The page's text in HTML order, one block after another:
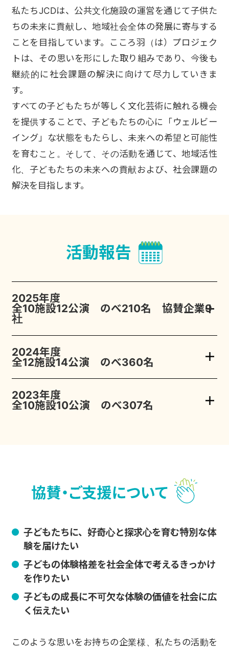
私たちJCDは、公共文化施設の運営を通じて子供た
ちの未来に貢献し、地域社会全体の発展に寄与する
ことを目指しています。こころ羽（は）プロジェク
トは、その思いを形にした取り組みであり、今後も
継続的に社会課題の解決に向けて尽力していきま
す。
すべての子どもたちが等しく文化芸術に触れる機会
を提供することで、子どもたちの心に「ウェルビー
イング」な状態をもたらし、未来への希望と可能性
を育むこと。そして、その活動を通じて、地域活性
化、子どもたちの未来への貢献および、社会課題の
解決を目指します。
2025年度
全10施設12公演 のべ210名 協賛企業9
社
2024年度
全12施設14公演 のべ360名
2023年度
全10施設10公演 のべ307名
子どもたちに、好奇心と探求心を育む特別な体
験を届けたい
子どもの体験格差を社会全体で考えるきっかけ
を作りたい
子どもの成長に不可欠な体験の価値を社会に広
く伝えたい
このような思いをお持ちの企業様、私たちの活動を